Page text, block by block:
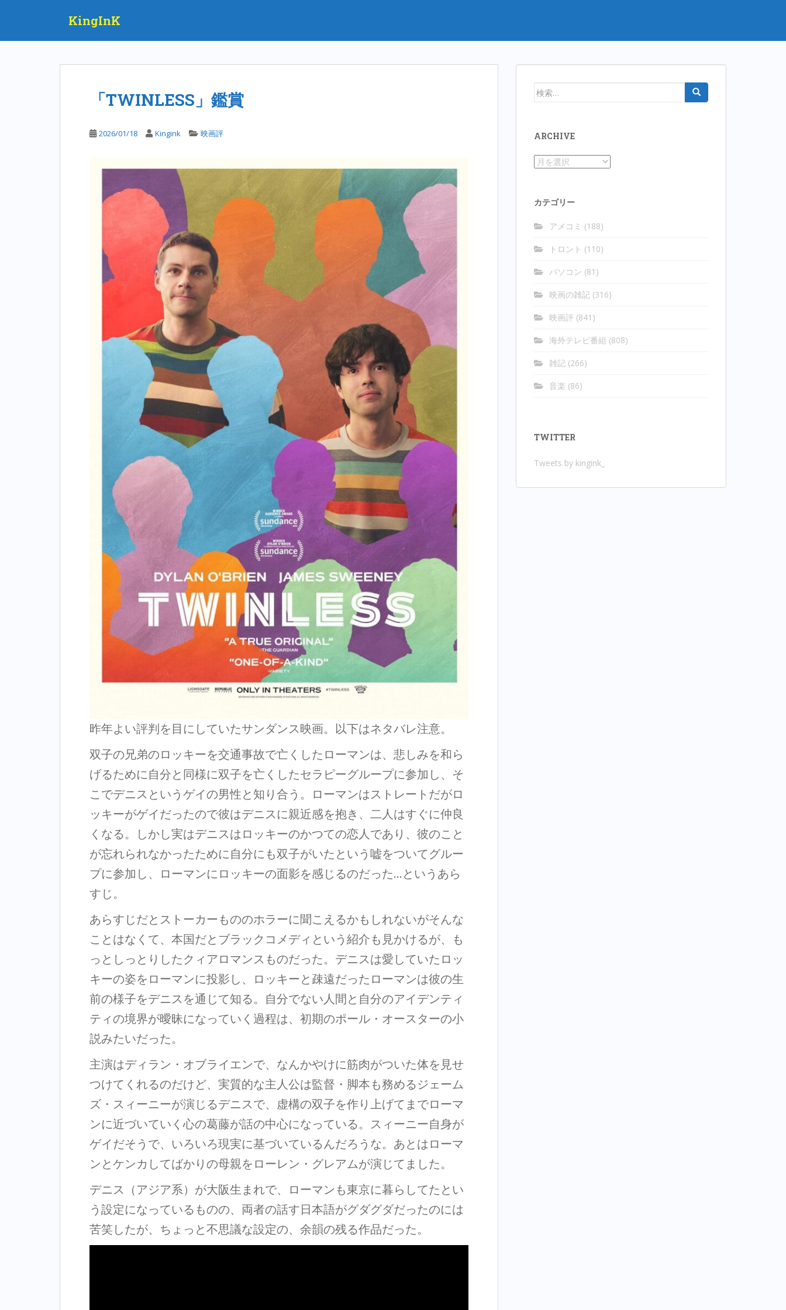
KingInK
「TWINLESS」鑑賞
2026/01/18 Kingink 映画評
昨年よい評判を目にしていたサンダンス映画。以下はネタバレ注意。
双子の兄弟のロッキーを交通事故で亡くしたローマンは、悲しみを和ら
げるために自分と同様に双子を亡くしたセラピーグループに参加し、そ
こでデニスというゲイの男性と知り合う。ローマンはストレートだがロ
ッキーがゲイだったので彼はデニスに親近感を抱き、二人はすぐに仲良
くなる。しかし実はデニスはロッキーのかつての恋人であり、彼のこと
が忘れられなかったために自分にも双子がいたという嘘をついてグルー
プに参加し、ローマンにロッキーの面影を感じるのだった…というあら
すじ。
あらすじだとストーカーもののホラーに聞こえるかもしれないがそんな
ことはなくて、本国だとブラックコメディという紹介も見かけるが、も
っとしっとりしたクィアロマンスものだった。デニスは愛していたロッ
キーの姿をローマンに投影し、ロッキーと疎遠だったローマンは彼の生
前の様子をデニスを通じて知る。自分でない人間と自分のアイデンティ
ティの境界が曖昧になっていく過程は、初期のポール・オースターの小
説みたいだった。
主演はディラン・オブライエンで、なんかやけに筋肉がついた体を見せ
つけてくれるのだけど、実質的な主人公は監督・脚本も務めるジェーム
ズ・スィーニーが演じるデニスで、虚構の双子を作り上げてまでローマ
ンに近づいていく心の葛藤が話の中心になっている。スィーニー自身が
ゲイだそうで、いろいろ現実に基づいているんだろうな。あとはローマ
ンとケンカしてばかりの母親をローレン・グレアムが演じてました。
デニス（アジア系）が大阪生まれで、ローマンも東京に暮らしてたとい
う設定になっているものの、両者の話す日本語がグダグダだったのには
苦笑したが、ちょっと不思議な設定の、余韻の残る作品だった。
検
ARCHIVE
Archive
カテゴリー
アメコミ (188)
トロント (110)
パソコン (81)
映画の雑記 (316)
映画評 (841)
海外テレビ番組 (808)
雑記 (266)
音楽 (86)
TWITTER
Tweets by kingink_